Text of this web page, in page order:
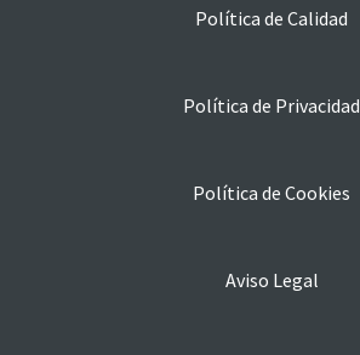
Política de Calidad
Política de Privacidad
Política de Cookies
Aviso Legal